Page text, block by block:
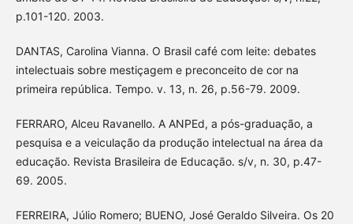
p.101-120. 2003.
DANTAS, Carolina Vianna. O Brasil café com leite: debates
intelectuais sobre mestiçagem e preconceito de cor na
primeira república. Tempo. v. 13, n. 26, p.56-79. 2009.
FERRARO, Alceu Ravanello. A ANPEd, a pós-graduação, a
pesquisa e a veiculação da produção intelectual na área da
educação. Revista Brasileira de Educação. s/v, n. 30, p.47-
69. 2005.
FERREIRA, Júlio Romero; BUENO, José Geraldo Silveira. Os 20